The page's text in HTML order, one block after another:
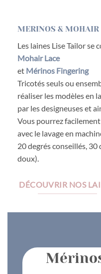
MERINOS & MOHAIR
Les laines Lise Tailor se
Mohair Lace
et Mérinos Fingering
Tricotés seuls ou
réaliser les modèles en
par les designeuses et
Vous pourrez
avec le lavage en
20 degrés conseillés,
doux).
DÉCOUVRIR NOS